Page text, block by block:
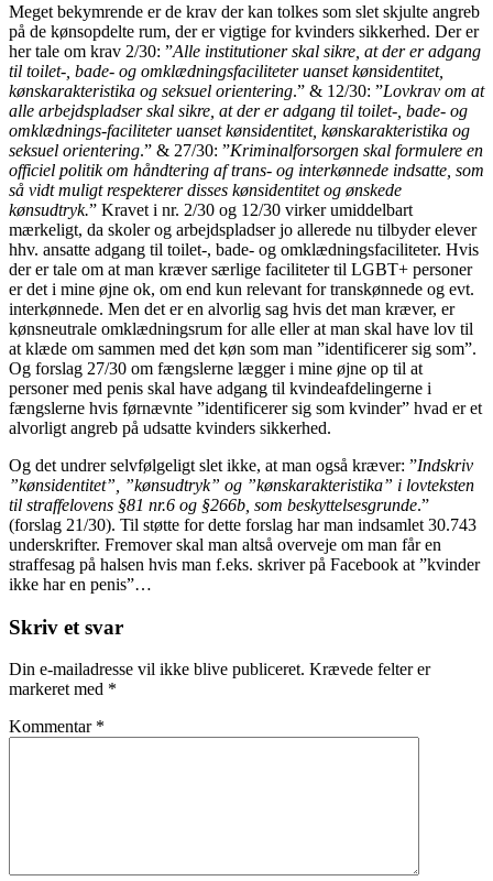
Meget bekymrende er de krav der kan tolkes som slet skjulte angreb
på de kønsopdelte rum, der er vigtige for kvinders sikkerhed. Der er
her tale om krav 2/30: ”Alle institutioner skal sikre, at der er adgang
til toilet-, bade- og omklædningsfaciliteter uanset kønsidentitet,
kønskarakteristika og seksuel orientering.” & 12/30: ”Lovkrav om at
alle arbejdspladser skal sikre, at der er adgang til toilet-, bade- og
omklædnings-faciliteter uanset kønsidentitet, kønskarakteristika og
seksuel orientering.” & 27/30: ”Kriminalforsorgen skal formulere en
officiel politik om håndtering af trans- og interkønnede indsatte, som
så vidt muligt respekterer disses kønsidentitet og ønskede
kønsudtryk.” Kravet i nr. 2/30 og 12/30 virker umiddelbart
mærkeligt, da skoler og arbejdspladser jo allerede nu tilbyder elever
hhv. ansatte adgang til toilet-, bade- og omklædningsfaciliteter. Hvis
der er tale om at man kræver særlige faciliteter til LGBT+ personer
er det i mine øjne ok, om end kun relevant for transkønnede og evt.
interkønnede. Men det er en alvorlig sag hvis det man kræver, er
kønsneutrale omklædningsrum for alle eller at man skal have lov til
at klæde om sammen med det køn som man ”identificerer sig som”.
Og forslag 27/30 om fængslerne lægger i mine øjne op til at
personer med penis skal have adgang til kvindeafdelingerne i
fængslerne hvis førnævnte ”identificerer sig som kvinder” hvad er et
alvorligt angreb på udsatte kvinders sikkerhed.
Og det undrer selvfølgeligt slet ikke, at man også kræver: ”Indskriv
”kønsidentitet”, ”kønsudtryk” og ”kønskarakteristika” i lovteksten
til straffelovens §81 nr.6 og §266b, som beskyttelsesgrunde.”
(forslag 21/30). Til støtte for dette forslag har man indsamlet 30.743
underskrifter. Fremover skal man altså overveje om man får en
straffesag på halsen hvis man f.eks. skriver på Facebook at ”kvinder
ikke har en penis”…
Skriv et svar
Din e-mailadresse vil ikke blive publiceret. Krævede felter er
markeret med *
Kommentar *